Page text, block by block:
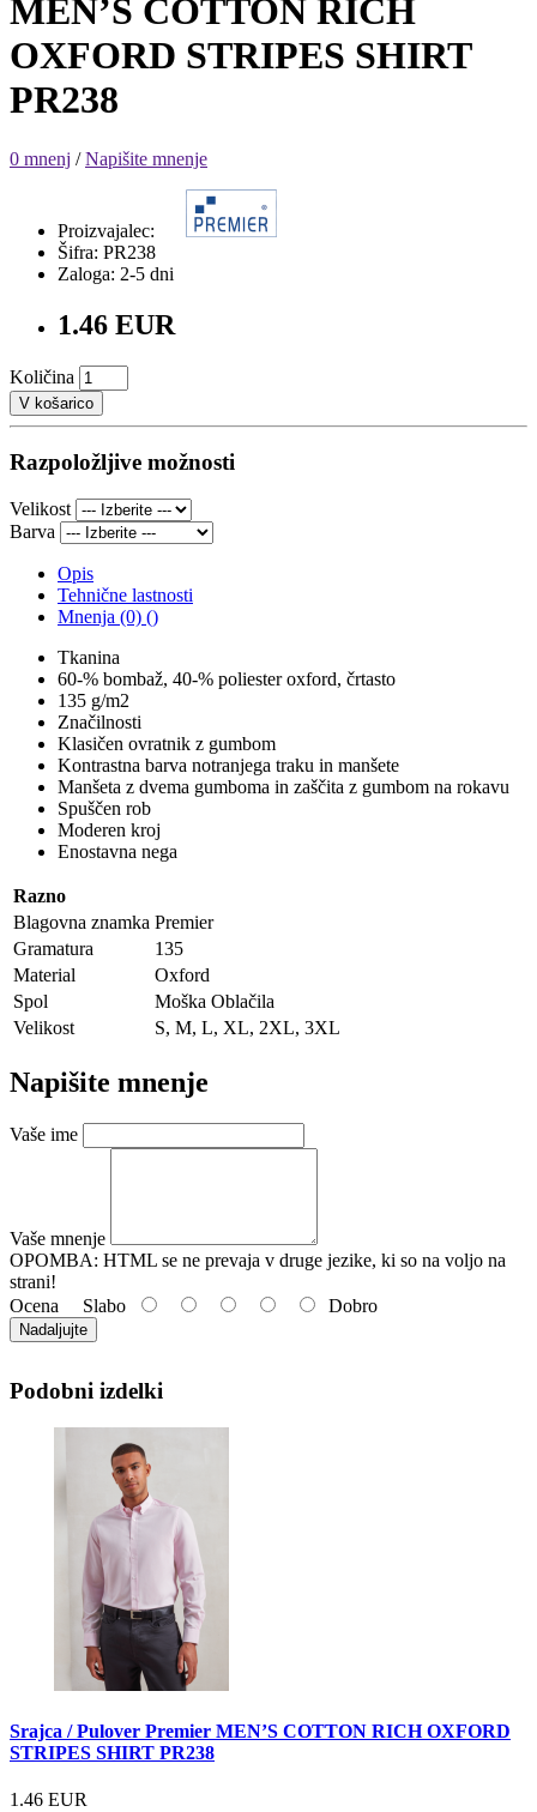
MEN’S COTTON RICH
OXFORD STRIPES SHIRT
PR238
0 mnenj /Napišite mnenje
Proizvajalec:
Šifra: PR238
Zaloga: 2-5 dni
1.46 EUR
Količina
V košarico
Razpoložljive možnosti
Velikost
Barva
Opis
Tehnične lastnosti
Mnenja (0) ()
Tkanina
60-% bombaž, 40-% poliester oxford, črtasto
135 g/m2
Značilnosti
Klasičen ovratnik z gumbom
Kontrastna barva notranjega traku in manšete
Manšeta z dvema gumboma in zaščita z gumbom na rokavu
Spuščen rob
Moderen kroj
Enostavna nega
Razno
Blagovna znamka Premier
Gramatura
135
Material
Oxford
Spol
Moška Oblačila
Velikost
S, M, L, XL, 2XL, 3XL
Napišite mnenje
Vaše ime
Vaše mnenje
OPOMBA: HTML se ne prevaja v druge jezike, ki so na voljo na
strani!
Ocena Slabo Dobro
Nadaljujte
Podobni izdelki
Srajca / Pulover Premier MEN’S COTTON RICH OXFORD
STRIPES SHIRT PR238
1.46 EUR